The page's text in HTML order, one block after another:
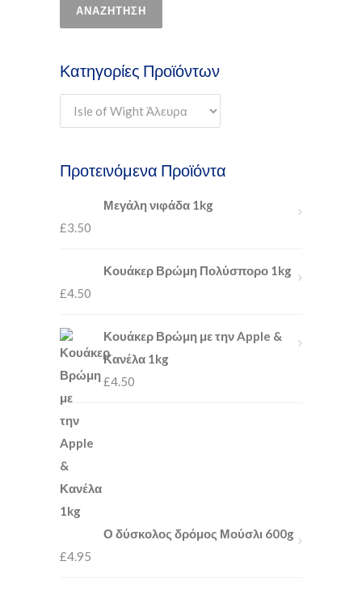
ΑΝΑΖΉΤΗΣΗ
Κατηγορίες Προϊόντων
Προτεινόμενα Προϊόντα
Μεγάλη νιφάδα 1kg
£3.50
Κουάκερ Βρώμη Πολύσπορο 1kg
£4.50
Κουάκερ Βρώμη με την Apple &
Κανέλα 1kg
£4.50
Ο δύσκολος δρόμος Μούσλι 600g
£4.95